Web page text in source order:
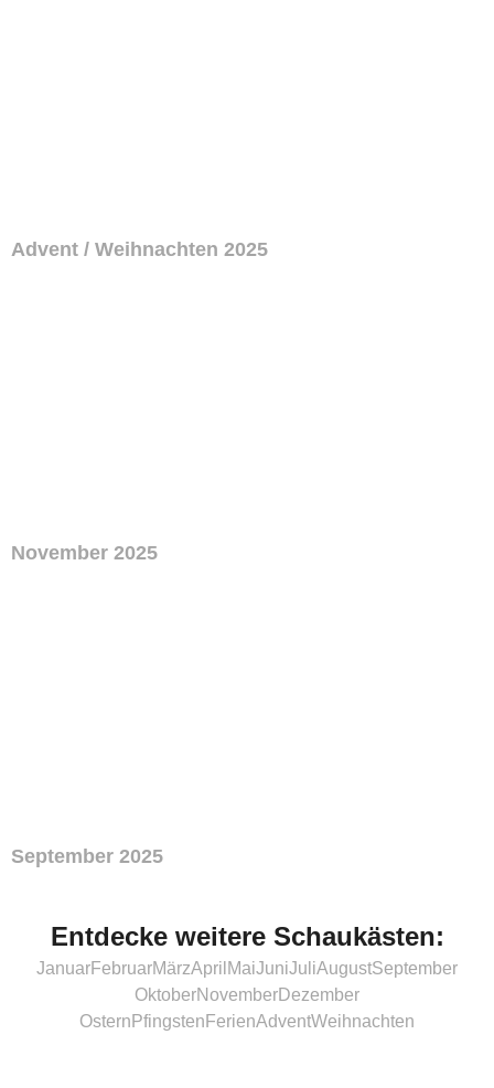
Advent / Weihnachten 2025
November 2025
September 2025
Entdecke weitere Schaukästen:
JanuarFebruarMärzApril MaiJuniJuliAugustSeptember
OktoberNovemberDezember
Ostern Pfingsten FerienAdventWeihnachten